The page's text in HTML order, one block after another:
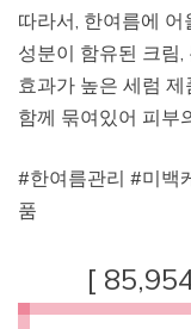
따라서, 한여름에
성분이 함유된 크림
효과가 높은 세럼
함께 묶여있어 피부
#한여름관리 #미백
품
[